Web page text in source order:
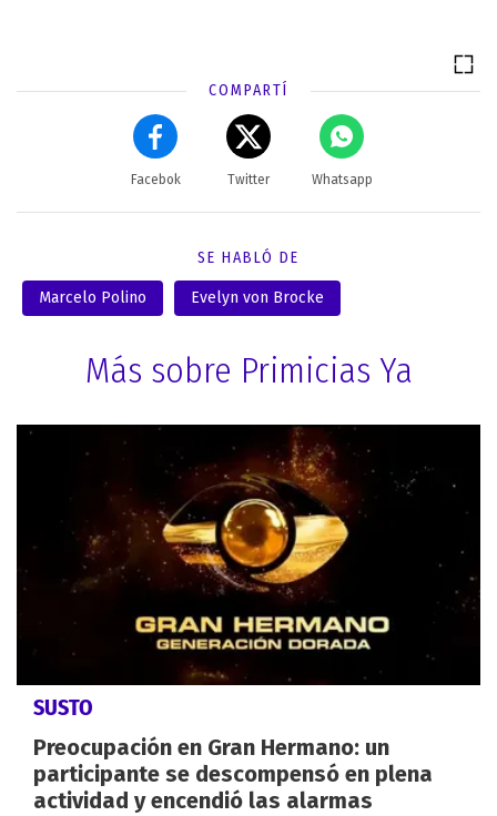
COMPARTÍ
Facebok Twitter Whatsapp
SE HABLÓ DE
Marcelo Polino Evelyn von Brocke
Más sobre Primicias Ya
SUSTO
Preocupación en Gran Hermano: un
participante se descompensó en plena
actividad y encendió las alarmas